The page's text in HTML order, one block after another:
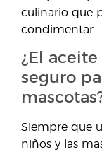
culinario que
condimentar.
¿El
seguro
Siempre que
niños y las